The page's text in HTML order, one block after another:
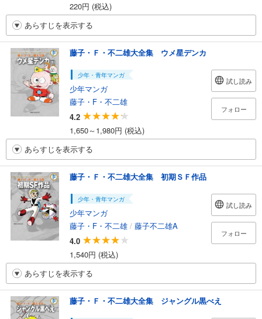
220円 (税込)
あらすじを表示する
藤子・Ｆ・不二雄大全集 ウメ星デンカ
少年・青年マンガ
少年マンガ
藤子・F・不二雄
4.2
1,650～1,980円 (税込)
試し読み
フォロー
あらすじを表示する
藤子・Ｆ・不二雄大全集 初期ＳＦ作品
少年・青年マンガ
少年マンガ
藤子・F・不二雄 / 藤子不二雄A
4.0
1,540円 (税込)
試し読み
フォロー
あらすじを表示する
藤子・Ｆ・不二雄大全集 ジャングル黒べえ